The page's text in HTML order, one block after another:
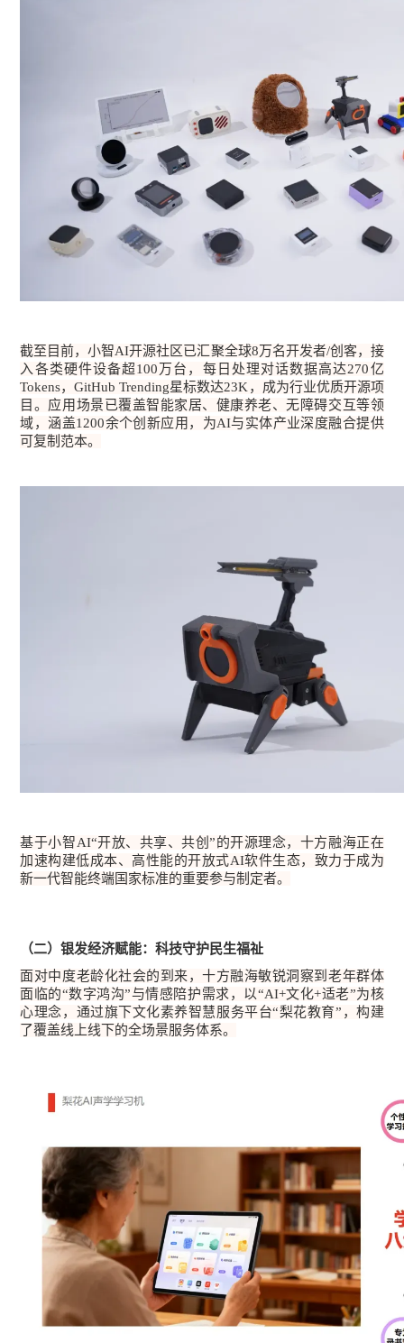
截至目前，小智AI开源社区已汇聚全球8万名开发者/创客，接
入各类硬件设备超100万台，每日处理对话数据高达270亿
Tokens，GitHub Trending星标数达23K，成为行业优质开源项
目。应用场景已覆盖智能家居、健康养老、无障碍交互等领
域，涵盖1200余个创新应用，为AI与实体产业深度融合提供
可复制范本。
基于小智AI“开放、共享、共创”的开源理念，十方融海正在
加速构建低成本、高性能的开放式AI软件生态，致力于成为
新一代智能终端国家标准的重要参与制定者。
（二）银发经济赋能：科技守护民生福祉
面对中度老龄化社会的到来，十方融海敏锐洞察到老年群体
面临的“数字鸿沟”与情感陪护需求，以“AI+文化+适老”为核
心理念，通过旗下文化素养智慧服务平台“梨花教育”，构建
了覆盖线上线下的全场景服务体系。